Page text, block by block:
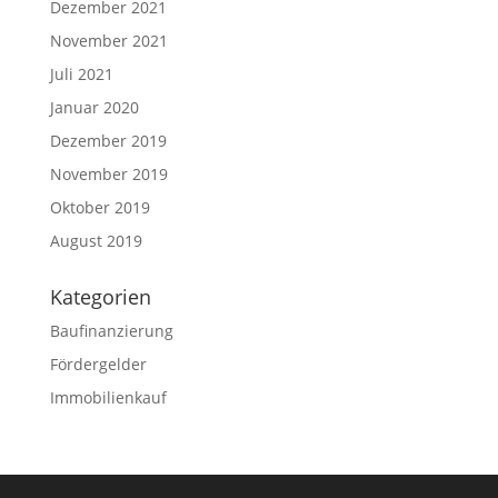
Dezember 2021
November 2021
Juli 2021
Januar 2020
Dezember 2019
November 2019
Oktober 2019
August 2019
Kategorien
Baufinanzierung
Fördergelder
Immobilienkauf